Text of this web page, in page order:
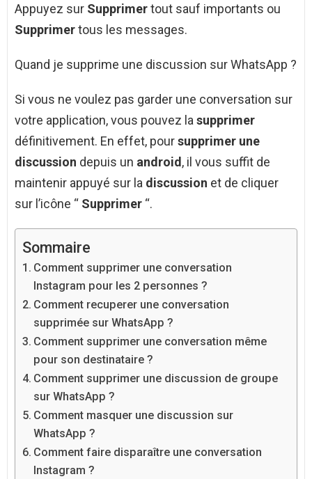
Appuyez sur Supprimertout sauf importants ou
Supprimertous les messages.
Quand je supprime une discussion sur WhatsApp ?
Si vous ne voulez pas garder une conversation sur
votre application, vous pouvez la supprimer
définitivement. En effet, poursupprimer une
discussion depuis un android, il vous suffit de
maintenir appuyé sur la discussion et de cliquer
sur l’icône “ Supprimer “.
Sommaire
Comment supprimer une conversation
Instagram pour les 2 personnes ?
Comment recuperer une conversation
supprimée sur WhatsApp ?
Comment supprimer une conversation même
pour son destinataire ?
Comment supprimer une discussion de groupe
sur WhatsApp ?
Comment masquer une discussion sur
WhatsApp ?
Comment faire disparaître une conversation
Instagram ?